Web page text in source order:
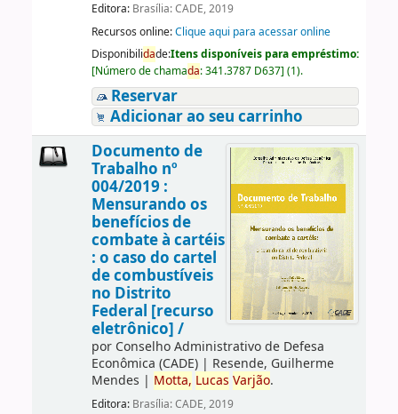
Editora: Brasília: CADE, 2019
Recursos online:Clique aqui para acessar online
Disponibilidade:Itens disponíveis para empréstimo:
[Número de chamada:341.3787 D637] (1).
Reservar
Adicionar ao seu carrinho
Documento de
Trabalho nº
004/2019 :
Mensurando os
benefícios de
combate à cartéis
: o caso do cartel
de combustíveis
no Distrito
Federal [recurso
eletrônico] /
por Conselho Administrativo de Defesa
Econômica (CADE)| Resende, Guilherme
Mendes | Motta, Lucas Varjão.
Editora: Brasília: CADE, 2019